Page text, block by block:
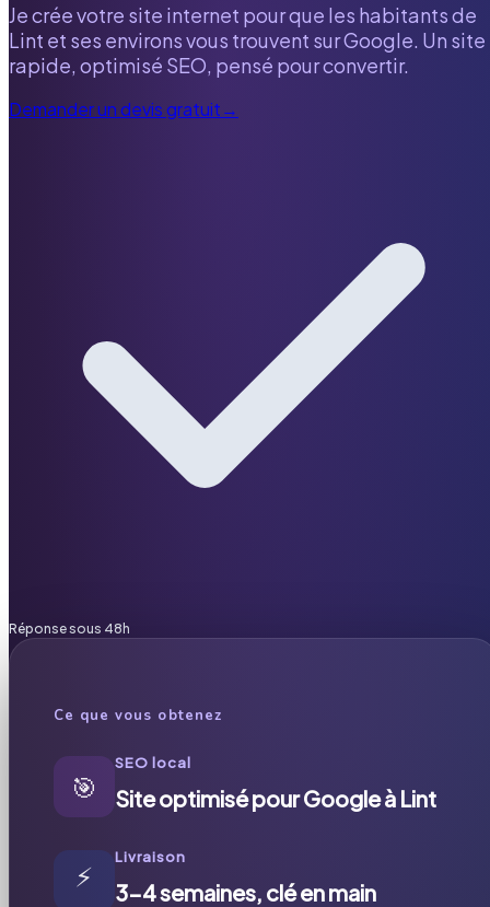
Je crée votre site internet pour que les habitants de
Lint et ses environs vous trouvent sur Google. Un site
rapide, optimisé SEO, pensé pour convertir.
Demander un devis gratuit→
Réponse sous 48h
Ce que vous obtenez
🎯
SEO local
Site optimisé pour Google à Lint
⚡
Livraison
3-4 semaines, clé en main